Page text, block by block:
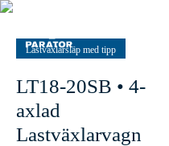
Lastväxlarsläp med tipp
LT18-20SB • 4-
axlad
Lastväxlarvagn